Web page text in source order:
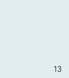
13